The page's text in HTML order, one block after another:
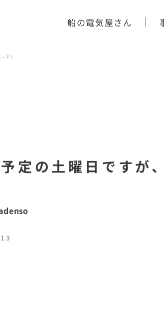
船の電気屋さん
ド）
定の土曜日ですが